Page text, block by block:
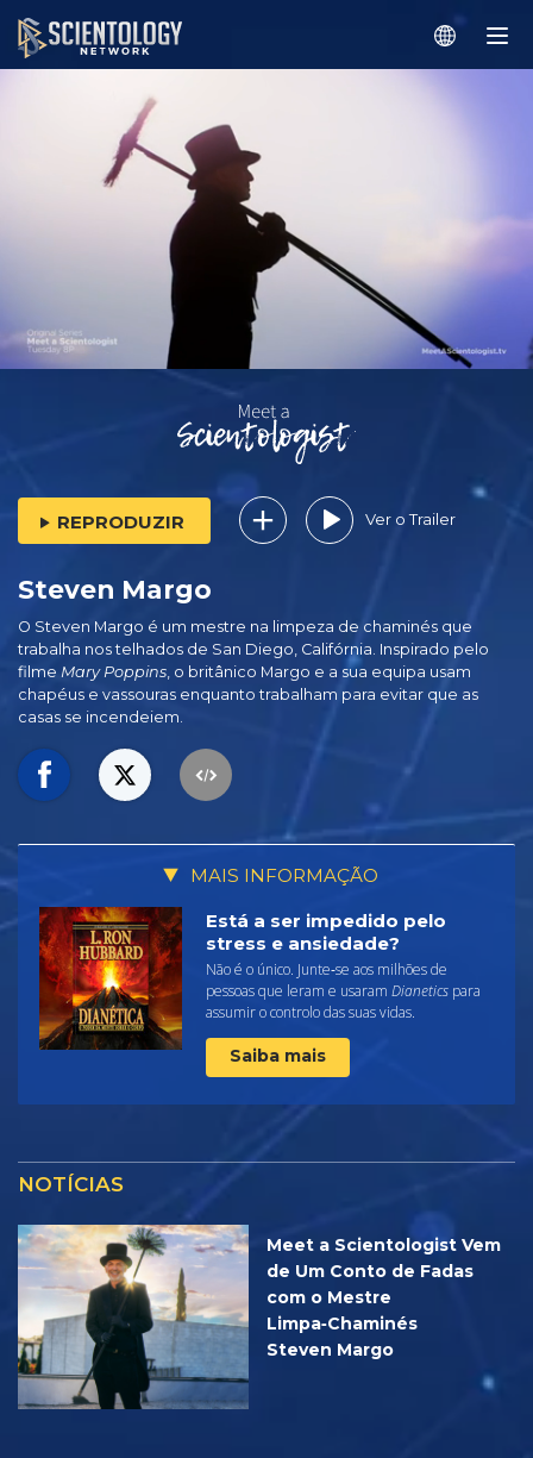
REPRODUZIR Ver o Trailer
Steven Margo
O Steven Margo é um mestre na limpeza de chaminés que
trabalha nos telhados de San Diego, Califórnia. Inspirado pelo
filme Mary Poppins, o britânico Margo e a sua equipa usam
chapéus e vassouras enquanto trabalham para evitar que as
casas se incendeiem.
MAIS INFORMAÇÃO
Está a ser impedido pelo
stress e ansiedade?
Não é o único. Junte‑se aos milhões de
pessoas que leram e usaram Dianetics para
assumir o controlo das suas vidas.
Saiba mais
NOTÍCIAS
Meet a Scientologist Vem
de Um Conto de Fadas
com o Mestre
Limpa‑Chaminés
Steven Margo